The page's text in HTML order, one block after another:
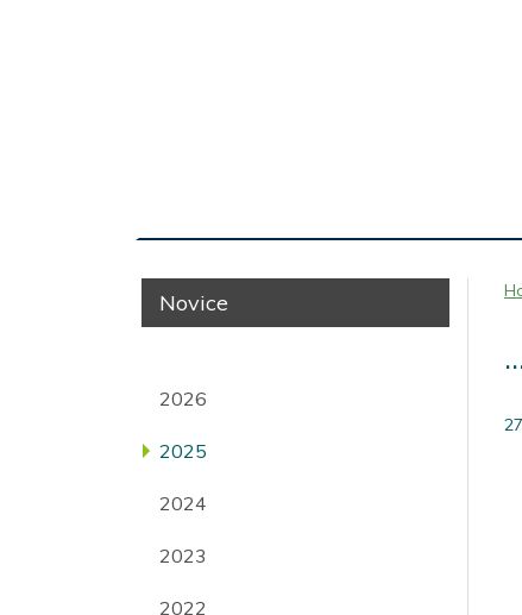
Novice
2026
2025
2024
2023
2022